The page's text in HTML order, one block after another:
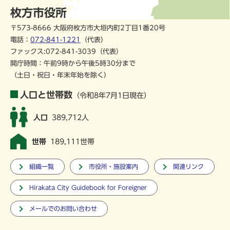
枚方市役所
〒573-8666 大阪府枚方市大垣内町2丁目1番20号
電話： 072-841-1221
（代表）
ファックス:072-841-3039（代表）
開庁時間：午前9時から午後5時30分まで
（土日・祝日・年末年始を除く）
人口と世帯数 （令和8年7月1日現在）
人口 389,712人
世帯 189,111世帯
組織一覧 市役所・施設案内 関連リンク
Hirakata City Guidebook for Foreigner
メールでのお問い合わせ